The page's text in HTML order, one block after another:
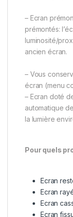
– Ecran
prémontés:
luminosité/
ancien écran.
– Vous
écran (menu
– Ecran doté
automatique
la lumière
Pour quels
Ecran
Ecran
Ecran
Ecran